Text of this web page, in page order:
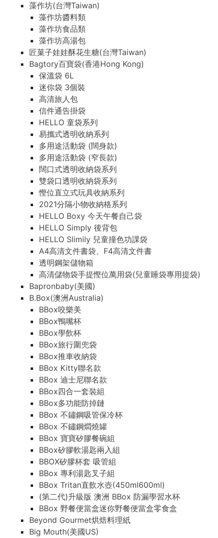
藻作坊(台灣Taiwan)
藻作坊醬料類
藻作坊食品類
藻作坊高湯包
匠菓子娃娃酥花生糖(台灣Taiwan)
Bagtory百寶袋(香港Hong Kong)
保溫袋 6L
迷你袋 3個裝
高清旅人包
信件通告掛袋
HELLO 童袋系列
易攜式透明收納系列
多用途活動袋 (闊身款)
多用途活動袋 (窄長款)
闊口式透明收納袋系列
雙袋口透明收納袋系列
慳位直立式玩具收納系列
2021分隔小物收納格系列
HELLO Boxy 今天午餐自己袋
HELLO Simply 後背包
HELLO Slimily 兒童撞色功課袋
A4高清文件書袋、F4高清文件書
透明鋼架儲物箱
高清儲物袋手提慳位萬用袋(兒童睡袋專用提袋)
Bapronbaby(美國)
B.Box(澳洲Australia)
BBox咬樂美
BBox鴨嘴杯
BBox學飲杯
BBox旅行圍兜袋
BBox推車收納袋
BBox Kitty聯名款
BBox 迪士尼聯名款
BBox四合一套裝組
BBox多功能防掉鏈
BBox 不鏽鋼吸管保冷杯
BBox 不鏽鋼燜燒罐
BBox 寶寶矽膠餐碗組
BBox矽膠軟湯匙兩入組
BBOX矽膠杯套 吸管組
BBox 專利湯匙叉子組
BBox Tritan直飲水壺(450ml600ml)
(第二代)升級版 澳洲 BBox 防漏學習水杯
BBox 野餐便當盒迷你野餐便當盒零食盒
Beyond Gourmet烘焙料理紙
Big Mouth(美國US)